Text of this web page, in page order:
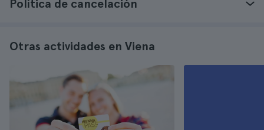
Política de cancelación
Otras actividades en Viena